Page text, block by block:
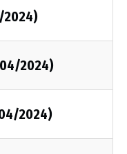
2024)
2024)
2024)